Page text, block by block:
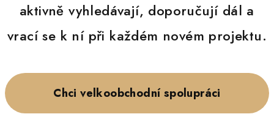
aktivně vyhledávají, doporučují dál a
vrací se k ní při každém novém projektu.
Chci velkoobchodní spolupráci